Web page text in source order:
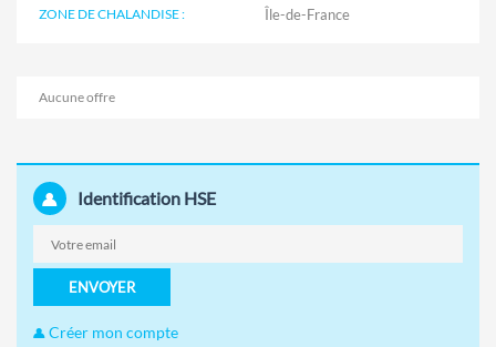
ZONE DE CHALANDISE : Île-de-France
Aucune offre
Identification HSE
ENVOYER
Créer mon compte